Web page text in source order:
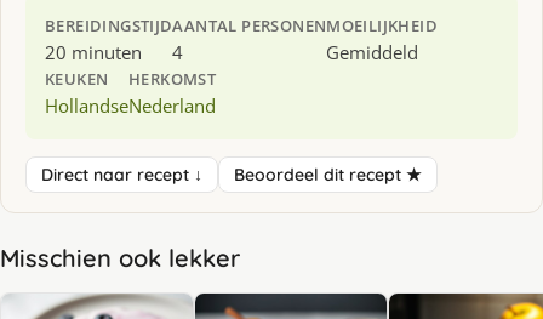
BEREIDINGSTIJD
20 minuten
AANTAL PERSONEN
4
MOEILIJKHEID
Gemiddeld
KEUKEN
Hollandse
HERKOMST
Nederland
Direct naar recept ↓ Beoordeel dit recept ★
Misschien ook lekker